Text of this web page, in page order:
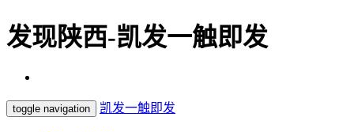
发现陕西-凯发一触即发
toggle navigation 凯发一触即发